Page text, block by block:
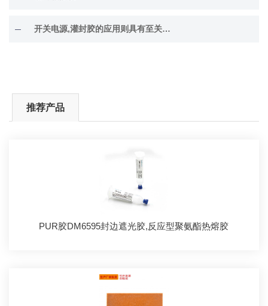
开关电源,灌封胶的应用则具有至关重要的作用。选择和应用开关电源灌封胶时需要注意的一些要求和注意事项：
推荐产品
PUR胶DM6595封边遮光胶,反应型聚氨酯热熔胶